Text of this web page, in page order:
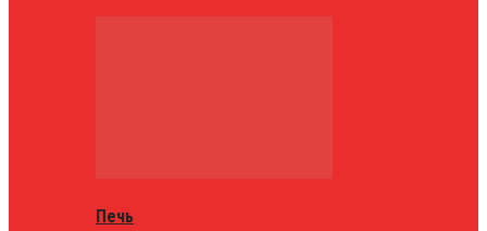
Печь